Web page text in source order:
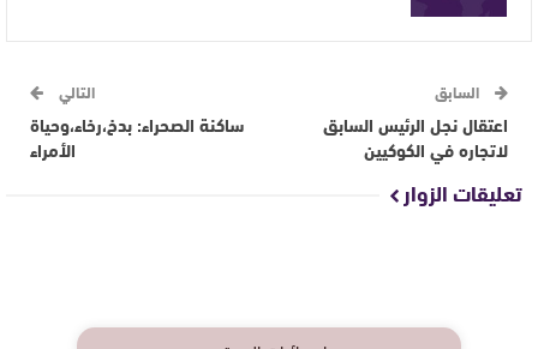
السابق
اعتقال نجل الرئيس السابق
لاتجاره في الكوكيين
التالي
ساكنة الصحراء: بدخ،رخاء،وحياة
الأمراء‎
تعليقات الزوار